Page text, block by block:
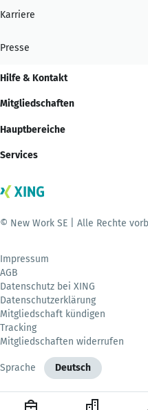
Karriere
Presse
Hilfe & Kontakt
Mitgliedschaften
Hauptbereiche
Services
© New Work SE | Alle Rechte
Impressum
AGB
Datenschutz bei XING
Datenschutzerklärung
Mitgliedschaft kündigen
Tracking
Mitgliedschaften widerrufen
Sprache Deutsch